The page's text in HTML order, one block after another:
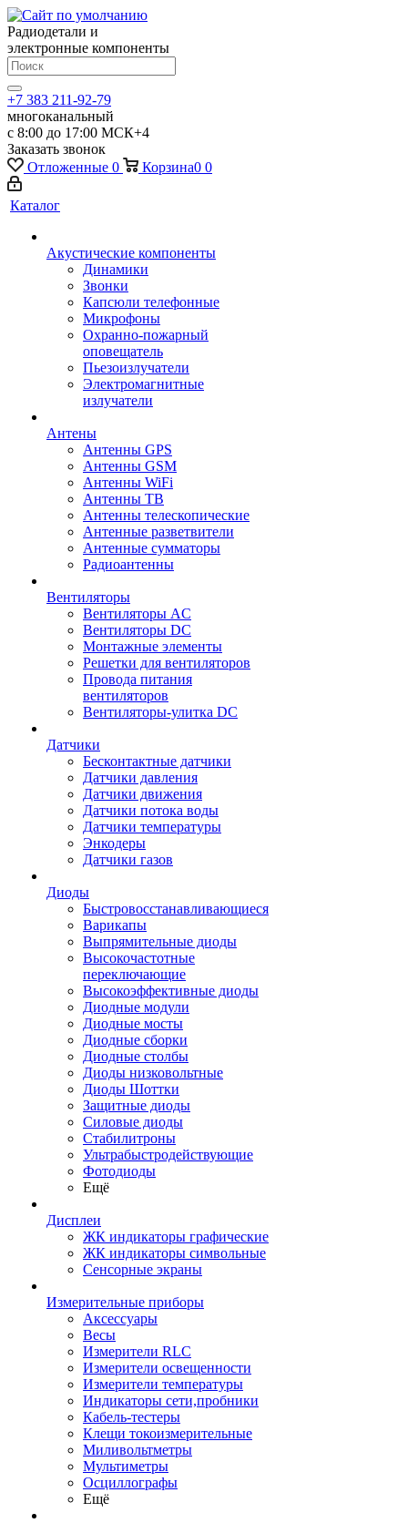
Радиодетали и
электронные компоненты
+7 383 211-92-79
многоканальный
с 8:00 до 17:00 МСК+4
Заказать звонок
Отложенные 0 Корзина0 0
Каталог
Акустические компоненты
Динамики
Звонки
Капсюли телефонные
Микрофоны
Охранно-пожарный
оповещатель
Пьезоизлучатели
Электромагнитные
излучатели
Антены
Антенны GPS
Антенны GSM
Антенны WiFi
Антенны ТВ
Антенны телескопические
Антенные разветвители
Антенные сумматоры
Радиоантенны
Вентиляторы
Вентиляторы AC
Вентиляторы DC
Монтажные элементы
Решетки для вентиляторов
Провода питания
вентиляторов
Вентиляторы-улитка DC
Датчики
Бесконтактные датчики
Датчики давления
Датчики движения
Датчики потока воды
Датчики температуры
Энкодеры
Датчики газов
Диоды
Быстровосстанавливающиеся
Варикапы
Выпрямительные диоды
Высокочастотные
переключающие
Высокоэффективные диоды
Диодные модули
Диодные мосты
Диодные сборки
Диодные столбы
Диоды низковольтные
Диоды Шоттки
Защитные диоды
Силовые диоды
Стабилитроны
Ультрабыстродействующие
Фотодиоды
Ещё
Дисплеи
ЖК индикаторы графические
ЖК индикаторы символьные
Сенсорные экраны
Измерительные приборы
Аксессуары
Весы
Измерители RLC
Измерители освещенности
Измерители температуры
Индикаторы сети,пробники
Кабель-тестеры
Клещи токоизмерительные
Миливольтметры
Мультиметры
Осциллографы
Ещё